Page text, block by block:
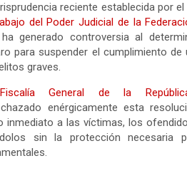
reciente establecida por el
del Poder Judicial de la
generado controversia al
para suspender el cumplimiento
graves.
Fiscalía General de la
enérgicamente esta
inmediato a las víctimas, los
sin la protección necesaria